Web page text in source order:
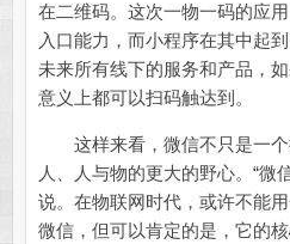
在二维码。这次一物一码的应
入口能力，而小程序在其中起
未来所有线下的服务和产品，
意义上都可以扫码触达到。
这样来看，微信不只是一个
人、人与物的更大的野心。“微
说。在物联网时代，或许不能
微信，但可以肯定的是，它的